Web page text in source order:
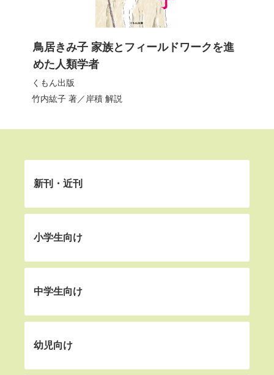
鳥居きみ子 家族とフィールドワークを進
めた人類学者
くもん出版
竹内紘子著／ 岸積解説
新刊・近刊
小学生向け
中学生向け
幼児向け